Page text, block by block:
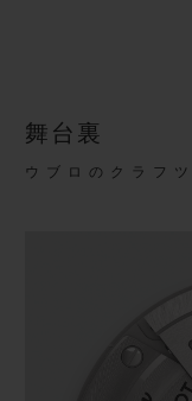
舞台裏
ウブロのクラフ